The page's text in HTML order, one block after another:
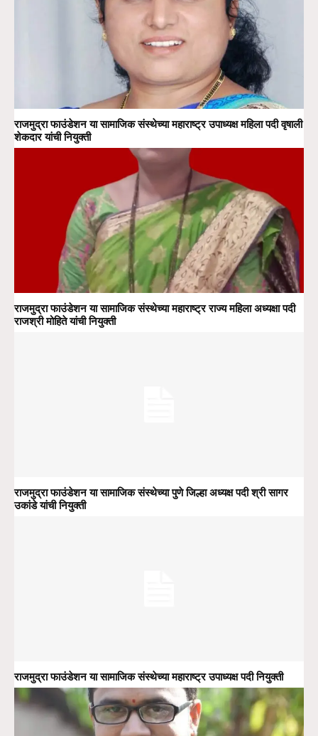
राजमुद्रा फाउंडेशन या सामाजिक संस्थेच्या महाराष्ट्र उपाध्यक्ष महिला पदी वृषाली
शेकदार यांची नियुक्ती
राजमुद्रा फाउंडेशन या सामाजिक संस्थेच्या महाराष्ट्र राज्य महिला अध्यक्षा पदी
राजश्री मोहिते यांची नियुक्ती
राजमुद्रा फाउंडेशन या सामाजिक संस्थेच्या पुणे जिल्हा अध्यक्ष पदी श्री सागर
उकांडे यांची नियुक्ती
राजमुद्रा फाउंडेशन या सामाजिक संस्थेच्या महाराष्ट्र उपाध्यक्ष पदी नियुक्ती